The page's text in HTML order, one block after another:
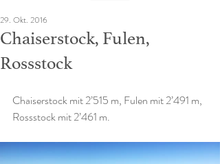
Chaiserstock, Fulen,
Rossstock
29. Okt. 2016
Chaiserstock mit 2’515 m, Fulen mit 2’491 m,
Rossstock mit 2’461 m.